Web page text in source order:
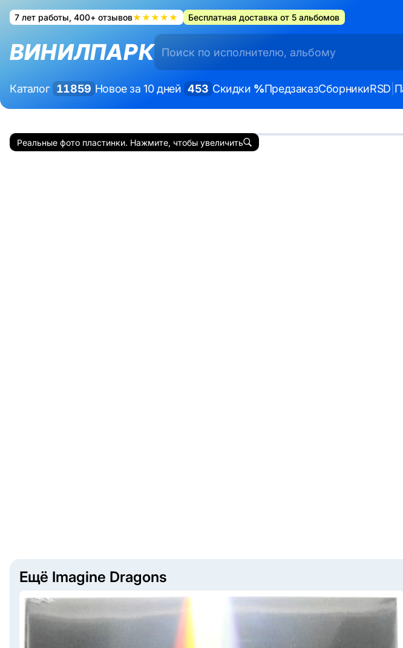
7 лет работы, 400+ отзывов★★★★★ Бесплатная доставка от 5 альбомов
ВИНИЛПАРК
Каталог 11859 Новое за 10 дней 453 Скидки %ПредзаказСборникиRSD
Реальные фото пластинки. Нажмите, чтобы увеличить
Ещё Imagine Dragons